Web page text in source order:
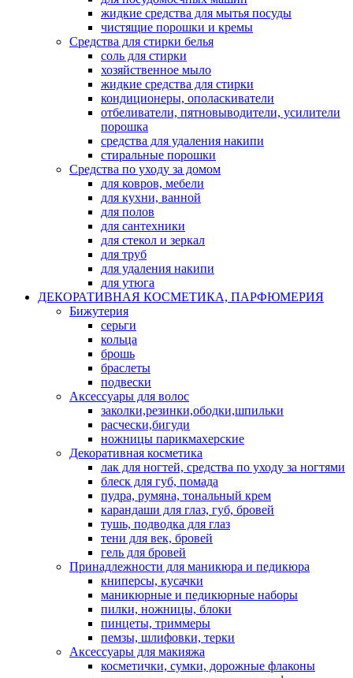
жидкие средства для мытья посуды
чистящие порошки и кремы
Средства для стирки белья
соль для стирки
хозяйственное мыло
жидкие средства для стирки
кондиционеры, ополаскиватели
отбеливатели, пятновыводители, усилители
порошка
средства для удаления накипи
стиральные порошки
Средства по уходу за домом
для ковров, мебели
для кухни, ванной
для полов
для сантехники
для стекол и зеркал
для труб
для удаления накипи
для утюга
ДЕКОРАТИВНАЯ КОСМЕТИКА, ПАРФЮМЕРИЯ
Бижутерия
серьги
кольца
брошь
браслеты
подвески
Аксессуары для волос
заколки,резинки,ободки,шпильки
расчески,бигуди
ножницы парикмахерские
Декоративная косметика
лак для ногтей, средства по уходу за ногтями
блеск для губ, помада
пудра, румяна, тональный крем
карандаши для глаз, губ, бровей
тушь, подводка для глаз
тени для век, бровей
гель для бровей
Принадлежности для маникюра и педикюра
книперсы, кусачки
маникюрные и педикюрные наборы
пилки, ножницы, блоки
пинцеты, триммеры
пемзы, шлифовки, терки
Аксессуары для макияжа
косметички, сумки, дорожные флаконы